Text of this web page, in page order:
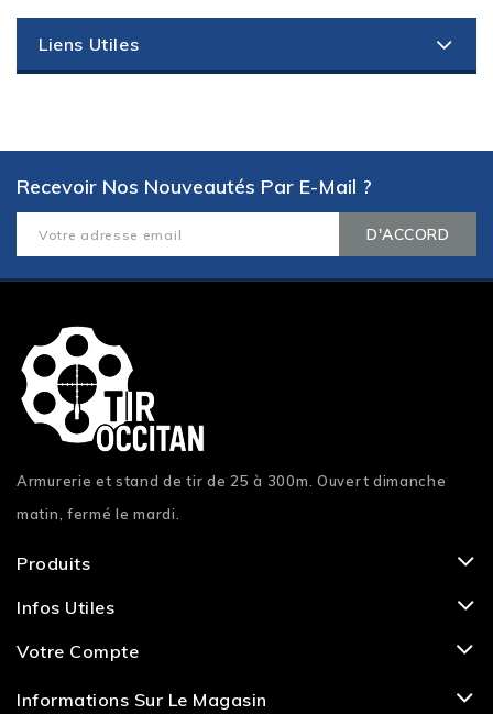
Liens Utiles
Recevoir Nos Nouveautés Par E-Mail ?
Armurerie et stand de tir de 25 à 300m. Ouvert dimanche
matin, fermé le mardi.
Produits
Infos Utiles
Votre Compte
Informations Sur Le Magasin